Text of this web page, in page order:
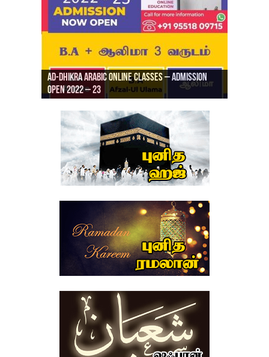
Ad-Dhikra Arabic Online Classes – Admission
Open 2022 – 23
Ad-Dhikra Arabic Online Classes – BA Arabic
AD DHIKRA ARABIC COLLEGE ADMISSION
ரியாத் ஜும்ஆ தமிழாக்கம், Jamia Al Hajiri
Masjid (Kuwait Masjid), Malaz, Riyadh